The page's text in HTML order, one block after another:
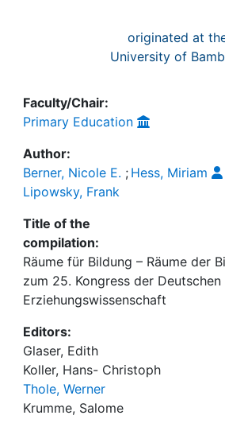
originated at
University of
Faculty/Chair:
Primary Education
Author:
Berner, Nicole E. ; Hess, Miriam
Lipowsky, Frank
Title of the
compilation:
Räume für Bildung – Räume der
zum 25. Kongress der
Erziehungswissenschaft
Editors:
Glaser, Edith
Koller, Hans- Christoph
Thole, Werner
Krumme, Salome